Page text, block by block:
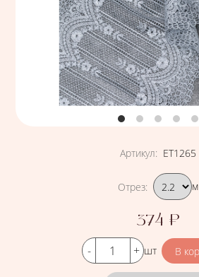
Артикул: ЕТ1265
Подобрать
Отрез: м
Цена
374 ₽
Кол-во шт